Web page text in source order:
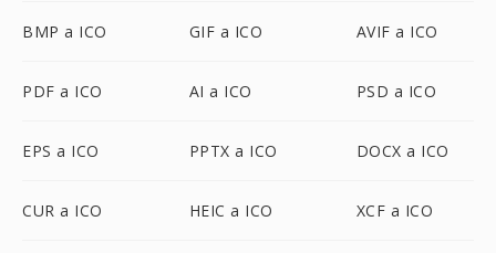
BMP a ICO GIF a ICO AVIF a ICO
PDF a ICO AI a ICO PSD a ICO
EPS a ICO PPTX a ICO DOCX a ICO
CUR a ICO HEIC a ICO XCF a ICO